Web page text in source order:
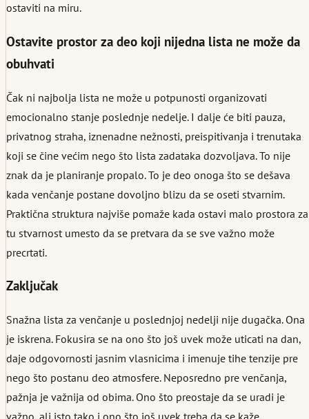
ostaviti na miru.
Ostavite prostor za deo koji nijedna lista ne može da
obuhvati
Čak ni najbolja lista ne može u potpunosti organizovati
emocionalno stanje poslednje nedelje. I dalje će biti pauza,
privatnog straha, iznenadne nežnosti, preispitivanja i trenutaka
koji se čine većim nego što lista zadataka dozvoljava. To nije
znak da je planiranje propalo. To je deo onoga što se dešava
kada venčanje postane dovoljno blizu da se oseti stvarnim.
Praktična struktura najviše pomaže kada ostavi malo prostora za
tu stvarnost umesto da se pretvara da se sve važno može
precrtati.
Zaključak
Snažna lista za venčanje u poslednjoj nedelji nije dugačka. Ona
je iskrena. Fokusira se na ono što još uvek može uticati na dan,
daje odgovornosti jasnim vlasnicima i imenuje tihe tenzije pre
nego što postanu deo atmosfere. Neposredno pre venčanja,
pažnja je važnija od obima. Ono što preostaje da se uradi je
važno, ali isto tako i ono što još uvek treba da se kaže.